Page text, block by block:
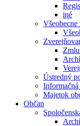
iné
Všeobecne
Ústredný
Majetok
Občan